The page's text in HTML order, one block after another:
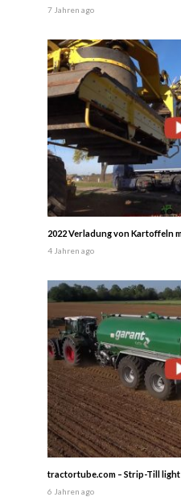
7 Jahren ago
2022 Verladung von Kartoffeln
4 Jahren ago
tractortube.com – Strip-Till light
6 Jahren ago